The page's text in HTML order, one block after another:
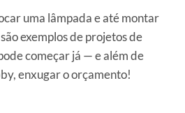
uma lâmpada e até montar
exemplos de projetos de
começar já — e além de
enxugar o orçamento!